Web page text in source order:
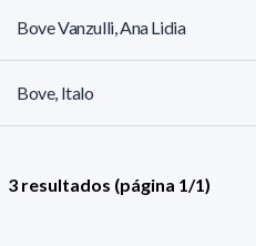
Bove Vanzulli, Ana Lidia
Bove, Italo
3 resultados (página 1/1)